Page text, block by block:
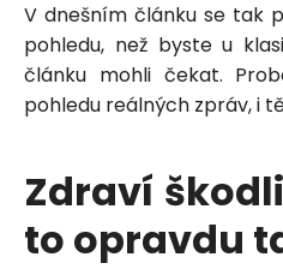
V dnešním článku se tak
pohledu, než byste u
článku mohli čekat.
pohledu reálných zpráv, i
Zdraví
to opravdu